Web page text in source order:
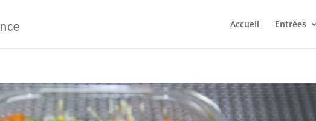
Accueil Entrées